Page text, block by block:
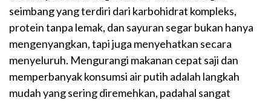
seimbang yang terdiri dari karbohidrat kompleks,
protein tanpa lemak, dan sayuran segar bukan hanya
mengenyangkan, tapi juga menyehatkan secara
menyeluruh. Mengurangi makanan cepat saji dan
memperbanyak konsumsi air putih adalah langkah
mudah yang sering diremehkan, padahal sangat